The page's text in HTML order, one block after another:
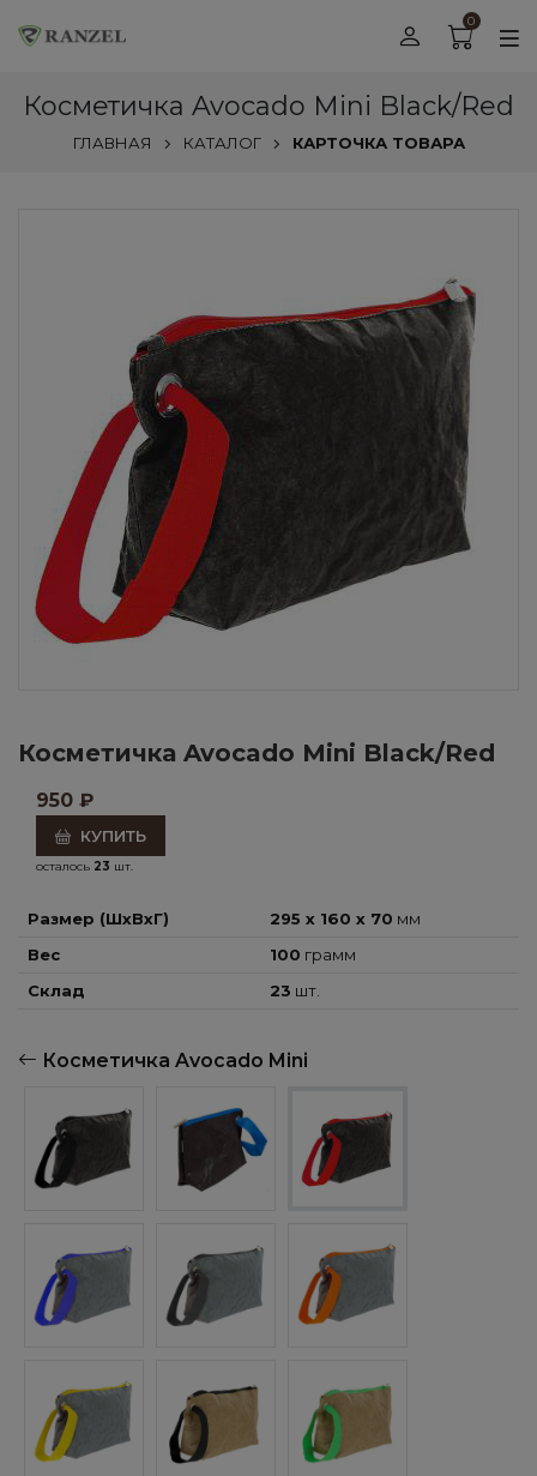
0
Косметичка Avocado Mini Black/Red
ГЛАВНАЯ КАТАЛОГ КАРТОЧКА ТОВАРА
Косметичка Avocado Mini Black/Red
950 ₽
КУПИТЬ
осталось 23 шт.
Размер (ШхВхГ) 295 x 160 x 70 мм
Вес
100 грамм
Склад
23 шт.
Косметичка Avocado Mini